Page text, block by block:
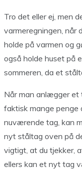
Tro det eller ej, men
varmeregningen, når
holde på varmen og
også holde huset på
sommeren, da et
Når man anlægger et
faktisk mange penge
nuværende tag, kan
nyt ståltag oven på
vigtigt, at du tjekker,
ellers kan et nyt tag